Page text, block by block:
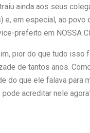
ainda aos seus
e, em especial, ao povo
prefeito em NOSSA
pior do que tudo isso
de tantos anos.
do que ele falava para
acreditar nele